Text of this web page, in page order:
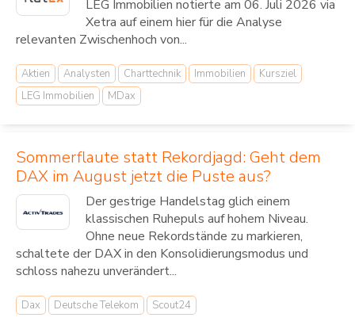
LEG Immobilien notierte am 06. Juli 2026 via
Xetra auf einem hier für die Analyse
relevanten Zwischenhoch von...
Aktien Analysten Charttechnik Immobilien
Kursziel
LEG Immobilien
MDax
Sommerflaute statt Rekordjagd: Geht dem
DAX im August jetzt die Puste aus?
Der gestrige Handelstag glich einem
klassischen Ruhepuls auf hohem Niveau.
Ohne neue Rekordstände zu markieren,
schaltete der DAX in den Konsolidierungsmodus und
schloss nahezu unverändert...
Dax Deutsche Telekom Scout24